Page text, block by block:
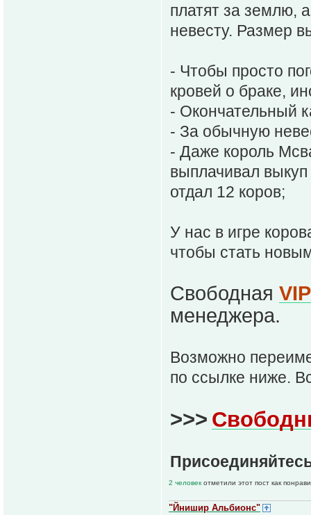
платят за землю,
невесту. Размер
- Чтобы просто
кровей о браке,
- Окончательный
- За обычную
- Даже король
выплачивал
отдал 12 коров;
У нас в игре
чтобы стать
Свободная
менеджера.
Возможно
по ссылке ниже.
>>>
2 человек отметили этот пост как
"Йнишир Альбионс"